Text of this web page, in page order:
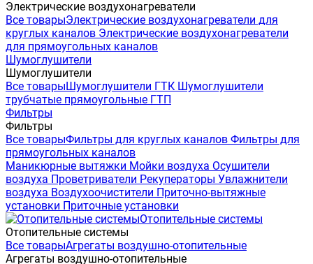
Электрические воздухонагреватели
Все товарыЭлектрические воздухонагреватели для
круглых каналов Электрические воздухонагреватели
для прямоугольных каналов
Шумоглушители
Шумоглушители
Все товарыШумоглушители ГТК Шумоглушители
трубчатые прямоугольные ГТП
Фильтры
Фильтры
Все товарыФильтры для круглых каналов Фильтры для
прямоугольных каналов
Маникюрные вытяжки Мойки воздуха Осушители
воздуха Проветриватели Рекуператоры Увлажнители
воздуха Воздухоочистители Приточно-вытяжные
установки Приточные установки
Отопительные системы
Отопительные системы
Все товарыАгрегаты воздушно-отопительные
Агрегаты воздушно-отопительные